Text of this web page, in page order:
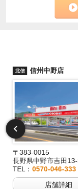
北信 信州中野店
〒383-0015
長野県中野市吉田
TEL： 0570-046-333
店舗詳細